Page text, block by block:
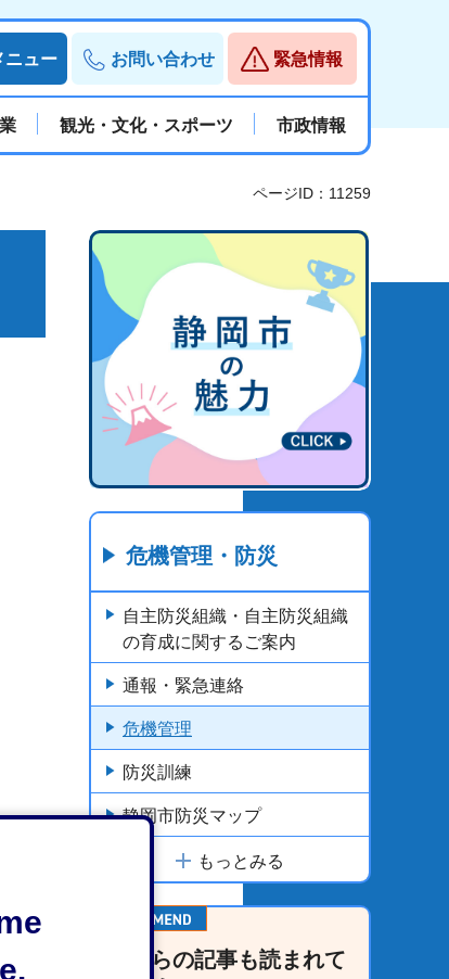
ニュー お問い合わせ 緊急情報
観光・文化・スポーツ 市政情報
ページID：11259
危機管理・防災
自主防災組織・自主防災組織
の育成に関するご案内
通報・緊急連絡
危機管理
防災訓練
静岡市防災マップ
もっとみる
こちらの記事も読まれて